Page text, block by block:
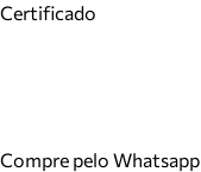
Certificado
Compre pelo Whatsapp